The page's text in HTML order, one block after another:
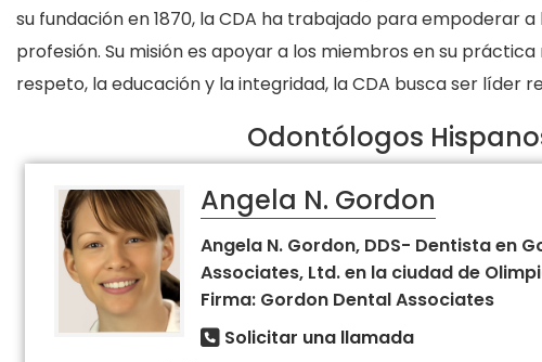
su fundación en 1870, la CDA ha trabajado para empoderar
profesión. Su misión es apoyar a los miembros en su
respeto, la educación y la integridad, la CDA busca ser líder
Odontólogos
Angela N. Gordon
Angela N. Gordon, DDS- Dentista en
Associates, Ltd. en la ciudad de
Firma: Gordon Dental Associates
Solicitar una llamada